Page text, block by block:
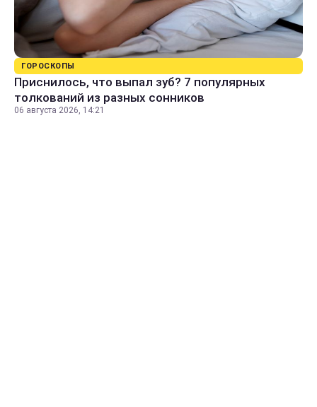
ГОРОСКОПЫ
Приснилось, что выпал зуб? 7 популярных
толкований из разных сонников
06 августа 2026, 14:21